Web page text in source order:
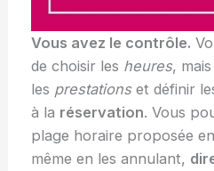
Vous avez le contrôle.
de choisir les heures,
les prestationset définir
à la réservation. Vous
plage horaire proposée
même en les annulant,